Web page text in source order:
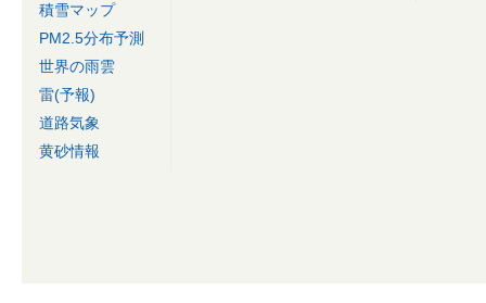
積雪マップ
PM2.5分布予測
世界の雨雲
雷(予報)
道路気象
黄砂情報